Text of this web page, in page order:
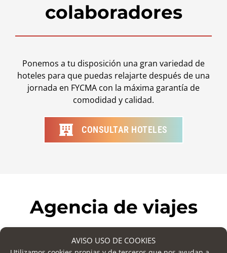
AVISO USO DE COOKIES
colaboradores
Ponemos a tu disposición una gran variedad de
hoteles para que puedas relajarte después de una
jornada en FYCMA con la máxima garantía de
comodidad y calidad.
CONSULTAR HOTELES
Agencia de viajes